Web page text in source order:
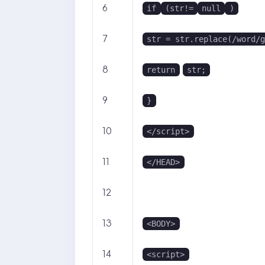
6
7
8
9
10
11
12
13
14
if (str!= null )
str = str.replace(/word/
return str;
}
</script>
</HEAD>
<BODY>
<script>